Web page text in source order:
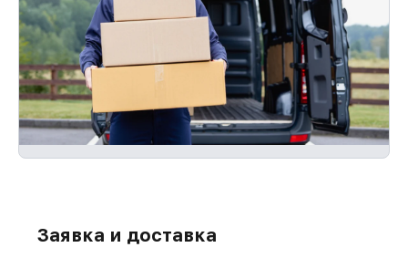
Заявка и доставка